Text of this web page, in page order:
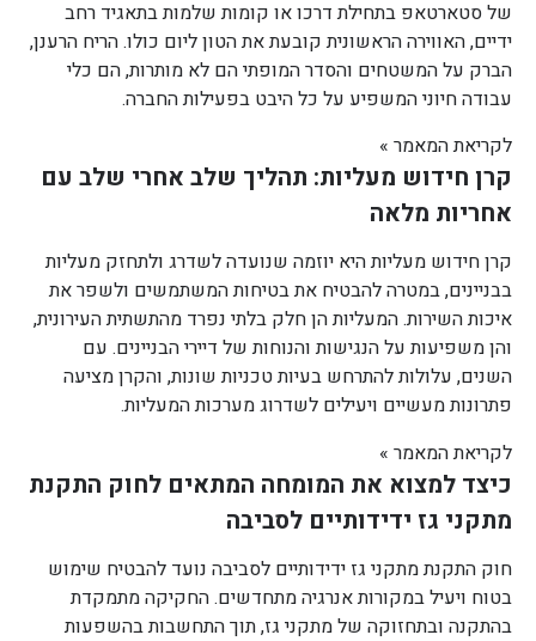
של סטארטאפ בתחילת דרכו או קומות שלמות בתאגיד רחב
ידיים, האווירה הראשונית קובעת את הטון ליום כולו. הריח הרענן,
הברק על המשטחים והסדר המופתי הם לא מותרות, הם כלי
עבודה חיוני המשפיע על כל היבט בפעילות החברה.
לקריאת המאמר »
קרן חידוש מעליות: תהליך שלב אחרי שלב עם
אחריות מלאה
קרן חידוש מעליות היא יוזמה שנועדה לשדרג ולתחזק מעליות
בבניינים, במטרה להבטיח את בטיחות המשתמשים ולשפר את
איכות השירות. המעליות הן חלק בלתי נפרד מהתשתית העירונית,
והן משפיעות על הנגישות והנוחות של דיירי הבניינים. עם
השנים, עלולות להתרחש בעיות טכניות שונות, והקרן מציעה
פתרונות מעשיים ויעילים לשדרוג מערכות המעליות.
לקריאת המאמר »
כיצד למצוא את המומחה המתאים לחוק התקנת
מתקני גז ידידותיים לסביבה
חוק התקנת מתקני גז ידידותיים לסביבה נועד להבטיח שימוש
בטוח ויעיל במקורות אנרגיה מתחדשים. החקיקה מתמקדת
בהתקנה ובתחזוקה של מתקני גז, תוך התחשבות בהשפעות